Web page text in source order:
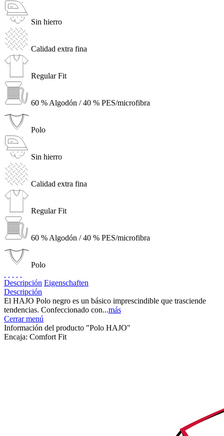
Sin hierro
Calidad extra fina
Regular Fit
60 % Algodón / 40 % PES/microfibra
Polo
Sin hierro
Calidad extra fina
Regular Fit
60 % Algodón / 40 % PES/microfibra
Polo
Descripción Eigenschaften
Descripción
El HAJO Polo negro es un básico imprescindible que trasciende
tendencias. Confeccionado con...más
Cerrar menú
Información del producto "Polo HAJO"
Encaja: Comfort Fit